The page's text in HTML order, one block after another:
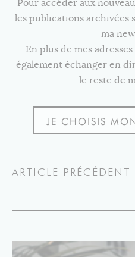
Pour accéder aux
les publications archivées
ma
En plus de mes
également échanger en
le reste de
JE CHOISIS
ARTICLE PRÉCÉDENT